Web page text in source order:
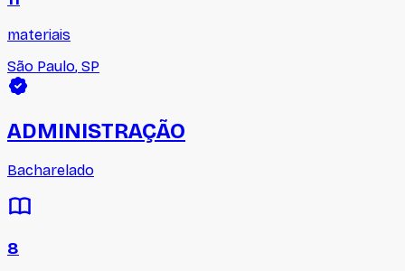
materiais
São Paulo, SP
ADMINISTRAÇÃO
Bacharelado
8